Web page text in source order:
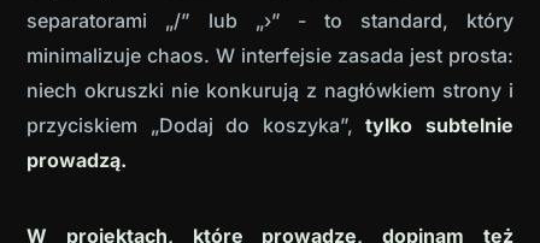
separatorami „/” lub „›” - to standard, który
minimalizuje chaos. W interfejsie zasada jest prosta:
niech okruszki nie konkurują z nagłówkiem strony i
przyciskiem „Dodaj do koszyka”,tylko subtelnie
prowadzą.
W projektach, które prowadzę, dopinam też